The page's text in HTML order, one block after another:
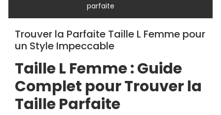
parfaite
Trouver la Parfaite Taille L Femme pour
un Style Impeccable
Taille L Femme : Guide
Complet pour Trouver la
Taille Parfaite